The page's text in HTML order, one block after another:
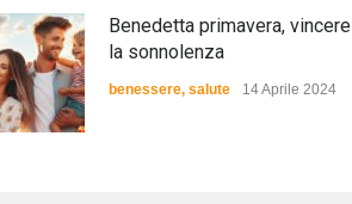
Benedetta primavera, vincere
la sonnolenza
benessere, salute 14 Aprile 2024